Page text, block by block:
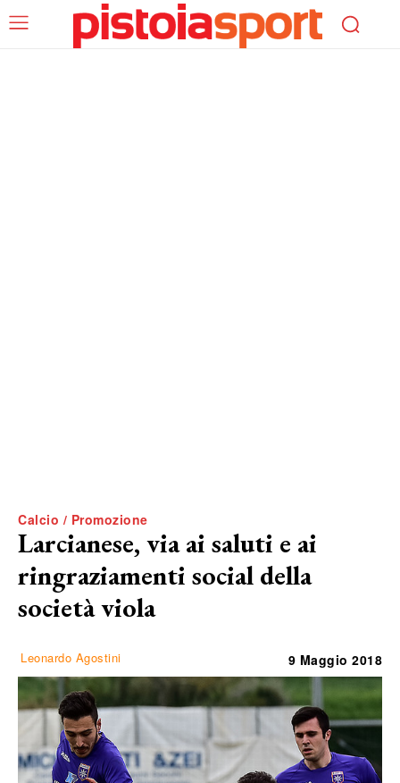
Calcio / Promozione
Larcianese, via ai saluti e ai
ringraziamenti social della
società viola
Leonardo Agostini 9 Maggio 2018